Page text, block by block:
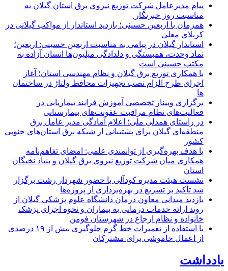
پیام مدیرعامل شركت توزیع نیروی برق استان گیلان به
مناسبت روز خبرنگار ‌
همزمان با اربعین حسینی؛ بازدید استاندار از مواکب گیلانی در
کربلای معلی
استاندار گیلان در پیامی به مناسبت اربعین حسینی: اربعین؛
نماد وحدت، همبستگی و دلدادگی میلیون‌ها انسان آزاده به
مکتب حسینی است
با همکاری توزیع برق گیلان و نظام مهندسی استان؛ آغاز
اجرای طرح الزام نصب تجهیزات محافظ ولتاژ در ساختمان
ها
برگزاری وبینار تخصصی آموزش فرایند بیماریابی در
فعالیت‌های نظام مراقبت عفونت‌های بیمارستانی
در راستای همدلی ملی؛ اعلام آمادگی مدیر عامل برق
منطقه‌ای گیلان برای پشتیبانی از شبكه برق استان‌های جنوبی
كشور
با هدف بهره‌گیری از توانمندی علمی: امضای تفاهم‌نامه
همكاری میان شركت توزیع نیروی برق گیلان و بنیاد نخبگان
استان
نشست هیئت مدیره کودآلی با حضور شهردار رشت برگزار
شد تأکید بر تسریع در بهره‌برداری از پروژه‌ها
بازدید میدانی معاون درمان دانشگاه علوم پزشکی گیلان از
روند ارائه خدمات درمانی به بیماران و نحوه اجرای پزشک
خانواده و نظام ارجاع در شهرستان فومن
با استفاده از تعمیرات خط گرم جلوگیری بیش از ۱۹ درصدی
از اعمال خاموشی برای مشتركان
یادداشت